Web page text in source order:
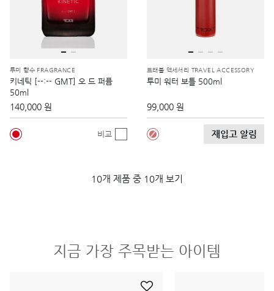
투미 향수 FRAGRANCE
키네틱 [--:-- GMT] 오 드 퍼퓸
50ml
140,000 원
비교
트래블 액세서리 TRAVEL ACCESSORY
투미 워터 보틀 500ml
99,000 원
재입고 알림
10개 제품 중 10개 보기
지금 가장 주목받는 아이템